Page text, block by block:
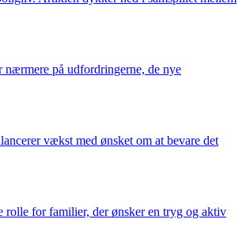
nærmere på udfordringerne, de nye
vækst med ønsket om at bevare det
rolle for familier, der ønsker en tryg og aktiv